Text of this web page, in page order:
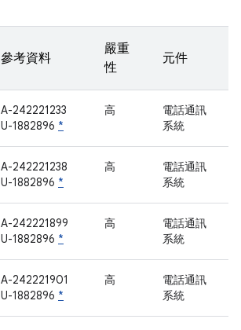
參考資料
嚴重
性
元件
A-242221233
U-1882896 *
高
電話通訊
系統
A-242221238
U-1882896 *
高
電話通訊
系統
A-242221899
U-1882896 *
高
電話通訊
系統
A-242221901
U-1882896 *
高
電話通訊
系統